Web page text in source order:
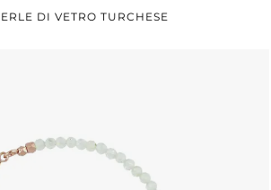
DI VETRO TURCHESE